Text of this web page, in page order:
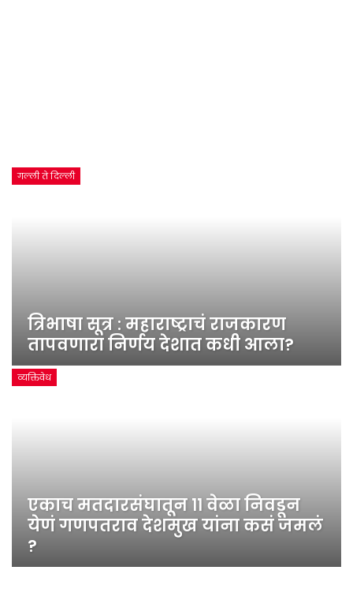
गल्ली ते दिल्ली
त्रिभाषा सूत्र : महाराष्ट्राचं राजकारण
तापवणारा निर्णय देशात कधी आला?
व्यक्तिवेध
एकाच मतदारसंघातून ११ वेळा निवडून
येणं गणपतराव देशमुख यांना कसं जमलं
?